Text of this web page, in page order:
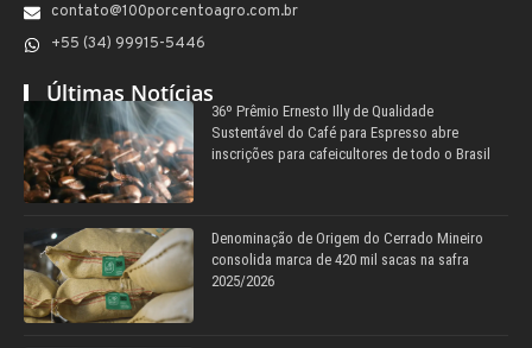
contato@100porcentoagro.com.br
+55 (34) 99915-5446
Últimas Notícias
36º Prêmio Ernesto Illy de Qualidade
Sustentável do Café para Espresso abre
inscrições para cafeicultores de todo o Brasil
Denominação de Origem do Cerrado Mineiro
consolida marca de 420 mil sacas na safra
2025/2026